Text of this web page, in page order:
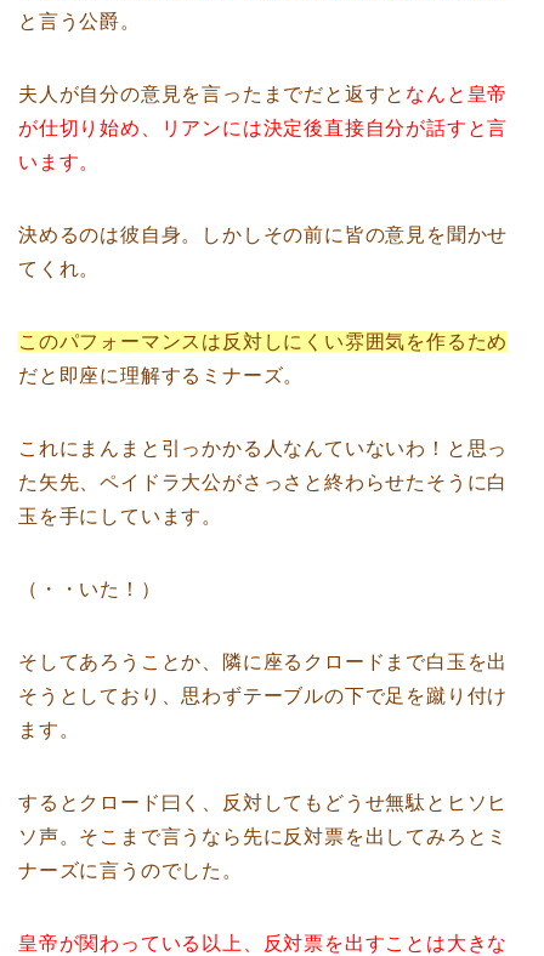
と言う公爵。
夫人が自分の意見を言ったまでだと返すと なんと皇帝
が仕切り始め、リアンには決定後直接自分が話すと言
います。
決めるのは彼自身。しかしその前に皆の意見を聞かせ
てくれ。
このパフォーマンスは反対しにくい雰囲気を作るため
だと即座に理解するミナーズ。
これにまんまと引っかかる人なんていないわ！と思っ
た矢先、ペイドラ大公がさっさと終わらせたそうに白
玉を手にしています。
（・・いた！）
そしてあろうことか、隣に座るクロードまで白玉を出
そうとしており、思わずテーブルの下で足を蹴り付け
ます。
するとクロード曰く、反対してもどうせ無駄とヒソヒ
ソ声。そこまで言うなら先に反対票を出してみろとミ
ナーズに言うのでした。
皇帝が関わっている以上、反対票を出すことは大きな